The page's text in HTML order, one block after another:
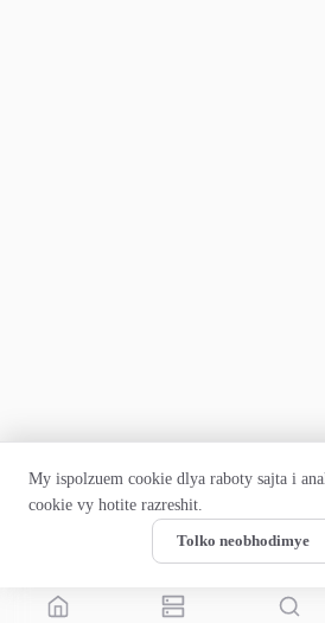
My ispolzuem cookie dlya raboty sajta i
cookie vy hotite razreshit.
Tolko neobhodimye